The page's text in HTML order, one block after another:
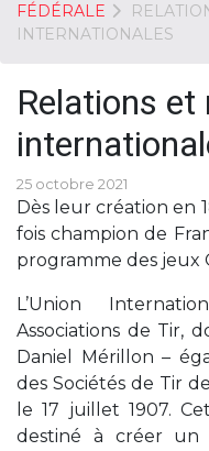
FÉDÉRALE
INTERNATIONALES
Relations
25 octobre 2021
Dès leur création en
fois champion de
programme des jeux
L’Union
Associations de Tir,
Daniel Mérillon –
des Sociétés de Tir
le 17 juillet 1907.
destiné à créer